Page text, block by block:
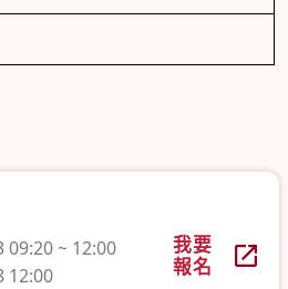
09:20 ~ 12:00
12:00
我要
報名